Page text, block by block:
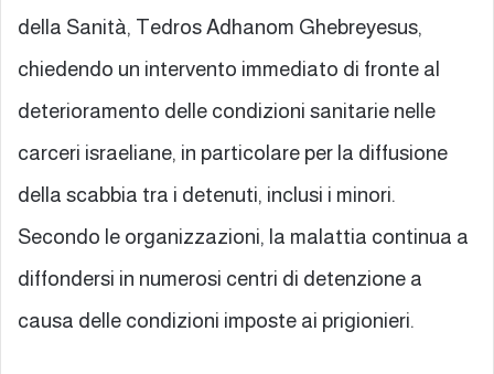
della Sanità, Tedros Adhanom Ghebreyesus,
chiedendo un intervento immediato di fronte al
deterioramento delle condizioni sanitarie nelle
carceri israeliane, in particolare per la diffusione
della scabbia tra i detenuti, inclusi i minori.
Secondo le organizzazioni, la malattia continua a
diffondersi in numerosi centri di detenzione a
causa delle condizioni imposte ai prigionieri.